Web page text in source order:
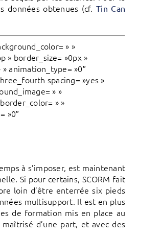
données obtenues (cf.Tin Can
» »
» border_size= »0px »
animation_type= »0″
spacing= »yes »
» »
» »
»0″
à s’imposer, est maintenant
Si pour certains, SCORM fait
loin d’être enterrée six pieds
multisupport. Il est en plus
de formation mis en place au
d’une part, et avec des